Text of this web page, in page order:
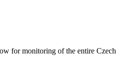
for monitoring of the entire